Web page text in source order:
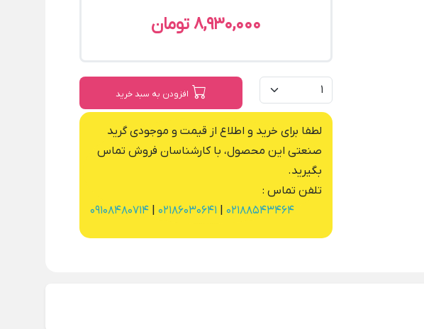
8,930,000 تومان
افزودن به سبد خرید
لطفا برای خرید و اطلاع از قیمت و موجودی گرید
صنعتی این محصول، با کارشناسان فروش تماس
بگیرید.
تلفن تماس :
02188543464
02186030641
09108480714